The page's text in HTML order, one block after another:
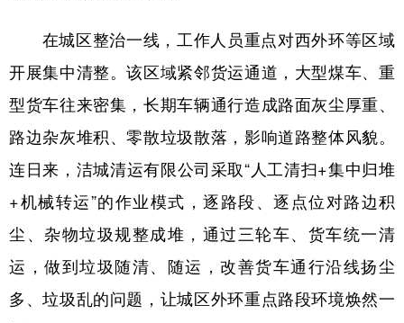
广东 广西 海南 重庆
四川 贵州 云南 西藏
陕西 甘肃 青海 宁夏
新疆 内蒙古 黑龙江
English Español Français عربى
Русский язык 日本語 한국어
在城区整治一线，工作人员重点对西外环等区域
开展集中清整。该区域紧邻货运通道，大型煤车、重
型货车往来密集，长期车辆通行造成路面灰尘厚重、
路边杂灰堆积、零散垃圾散落，影响道路整体风貌。
连日来，洁城清运有限公司采取“人工清扫+集中归堆
+机械转运”的作业模式，逐路段、逐点位对路边积
尘、杂物垃圾规整成堆，通过三轮车、货车统一清
运，做到垃圾随清、随运，改善货车通行沿线扬尘
多、垃圾乱的问题，让城区外环重点路段环境焕然一